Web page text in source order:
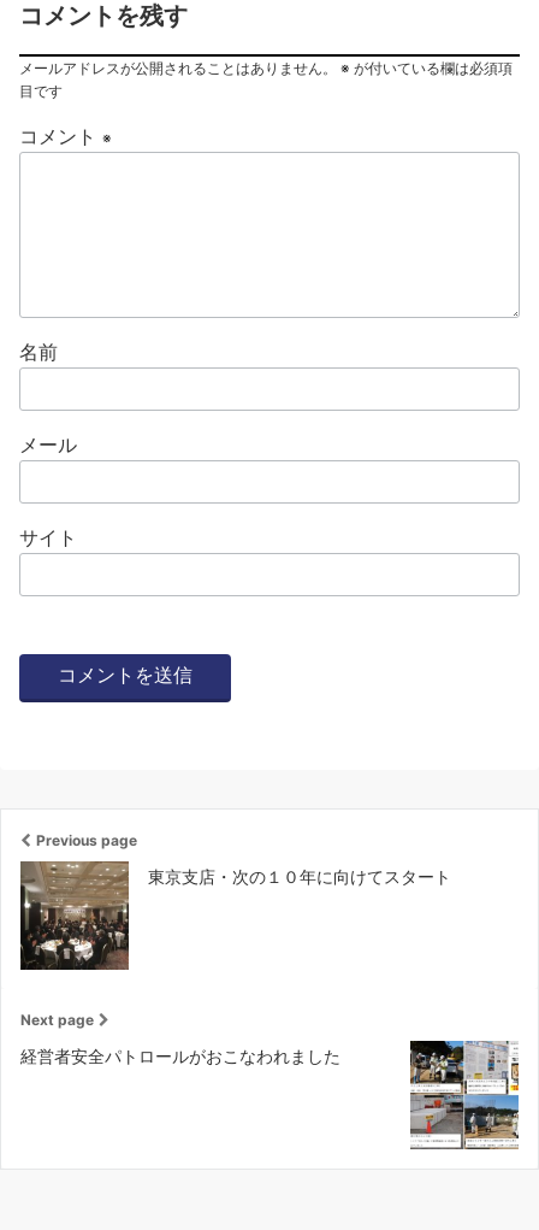
コメントを残す
メールアドレスが公開されることはありません。 ※ が付いている欄は必須項
目です
コメント ※
名前
メール
サイト
Previous page
東京支店・次の１０年に向けてスタート
Next page
経営者安全パトロールがおこなわれました